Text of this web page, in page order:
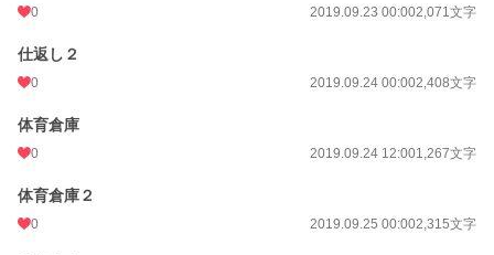
0 2019.09.23 00:002,071文字
仕返し２
0 2019.09.24 00:002,408文字
体育倉庫
0 2019.09.24 12:001,267文字
体育倉庫２
0 2019.09.25 00:002,315文字